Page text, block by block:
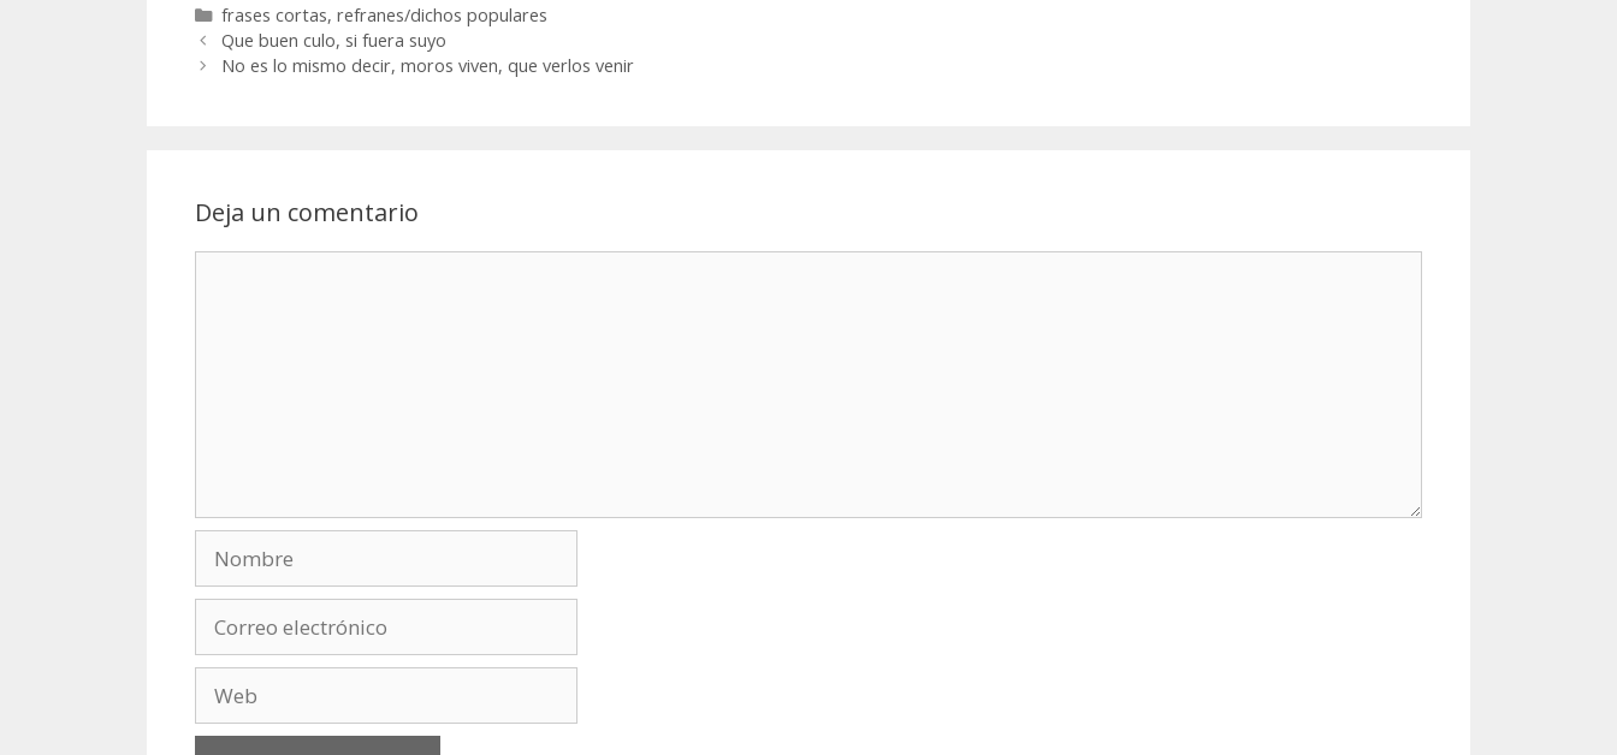
Categorías
frases cortas, refranes/dichos populares
Que buen culo, si fuera suyo
No es lo mismo decir, moros viven, que verlos venir
Deja un comentario
electrónico